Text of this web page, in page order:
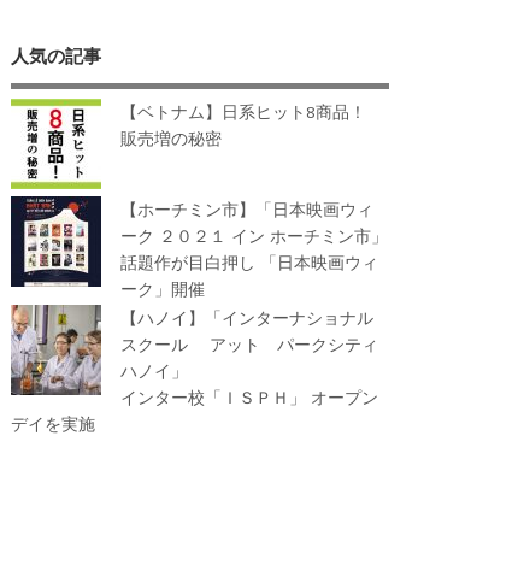
人気の記事
【ベトナム】日系ヒット8商品！
販売増の秘密
【ホーチミン市】「日本映画ウィ
ーク ２０２１ イン ホーチミン市」
話題作が目白押し 「日本映画ウィ
ーク」開催
【ハノイ】「インターナショナル
スクール アット パークシティ
ハノイ」
インター校「ＩＳＰＨ」 オープン
デイを実施